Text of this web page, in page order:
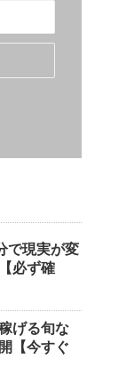
で現実が変
必ず確
げる旬な
【今すぐ